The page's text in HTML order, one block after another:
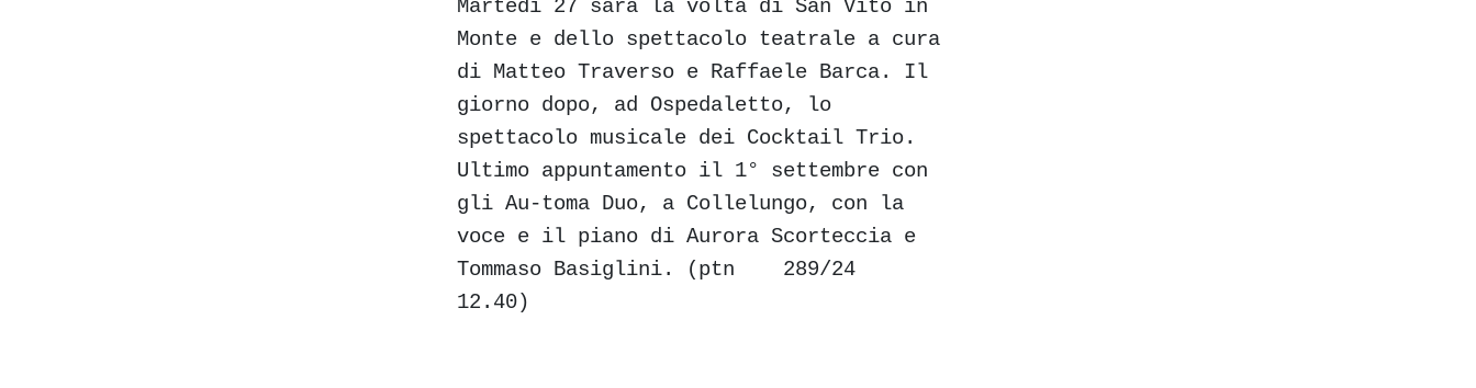
Martedì 27 sarà la volta di San Vito in
Monte e dello spettacolo teatrale a cura
di Matteo Traverso e Raffaele Barca. Il
giorno dopo, ad Ospedaletto, lo
spettacolo musicale dei Cocktail Trio.
Ultimo appuntamento il 1° settembre con
gli Au-toma Duo, a Collelungo, con la
voce e il piano di Aurora Scorteccia e
Tommaso Basiglini. (ptn 289/24
12.40)